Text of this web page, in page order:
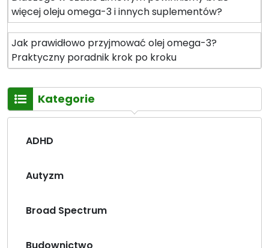
więcej oleju omega-3 i innych suplementów?
Jak prawidłowo przyjmować olej omega-3?
Praktyczny poradnik krok po kroku
Kategorie
ADHD
Autyzm
Broad Spectrum